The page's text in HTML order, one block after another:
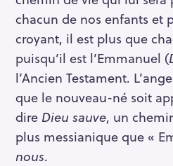
chacun de nos enfants et
croyant, il est plus que
puisqu’il est l’Emmanuel (
l’Ancien Testament.
que le nouveau-né soit
dire Dieu sauve, un
plus messianique que «
nous.